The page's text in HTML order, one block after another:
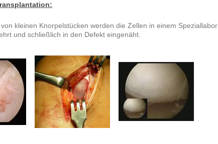
kleinen Knorpelstücken werden die Zellen in einem Speziallabor
und schließlich in den Defekt eingenäht.